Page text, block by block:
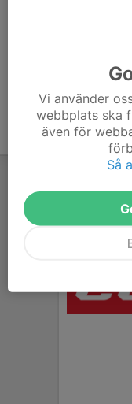
Vi använder
webbplats ska
även för
Så